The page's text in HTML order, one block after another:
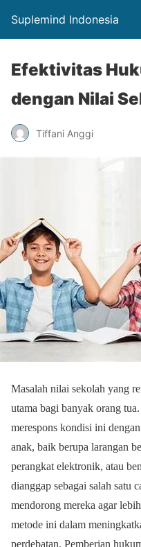
Suplemind Indonesia
Efektivitas
dengan Nilai
Tiffani Anggi
Masalah nilai sekolah yang
utama bagi banyak orang
merespons kondisi ini
anak, baik berupa larangan
perangkat elektronik, atau
dianggap sebagai salah satu
mendorong mereka agar
metode ini dalam
perdebatan. Pemberian